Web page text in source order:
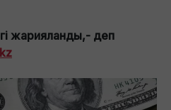
жарияланды,- деп